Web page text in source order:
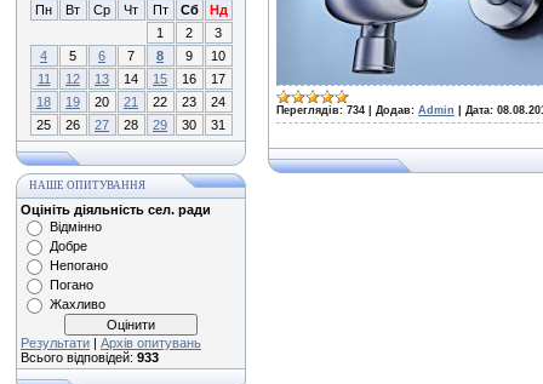
Пн
Вт Ср Чт Пт Сб
Нд
1
2
3
4
5 6 7 8 9
10
11
12 13 14 15 16
17
18
19 20 21 22 23
24
25
26 27 28 29 30 31
НАШЕ ОПИТУВАННЯ
Оцініть діяльність сел. ради
Відмінно
Добре
Непогано
Погано
Жахливо
Результати | Архів опитувань
Всього відповідей: 933
Переглядів: 734 Додав: Admin Дата: